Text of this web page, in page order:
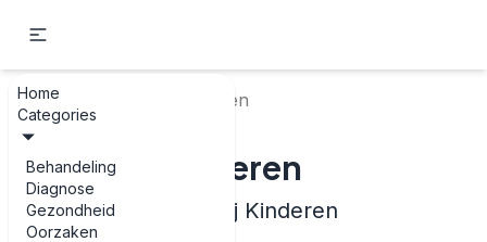
Home
Categories
Behandeling
Diagnose
Gezondheid
Oorzaken
Home Slaap bij Kinderen
Slaap bij Kinderen
Examples of Slaap bij Kinderen